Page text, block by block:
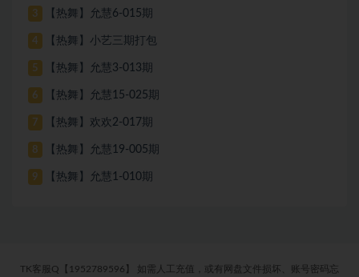
3 【热舞】允慧6-015期
4 【热舞】小艺三期打包
5 【热舞】允慧3-013期
6 【热舞】允慧15-025期
7 【热舞】欢欢2-017期
8 【热舞】允慧19-005期
9 【热舞】允慧1-010期
TK客服Q【1952789596】 如需人工充值，或有网盘文件损坏、账号密码忘